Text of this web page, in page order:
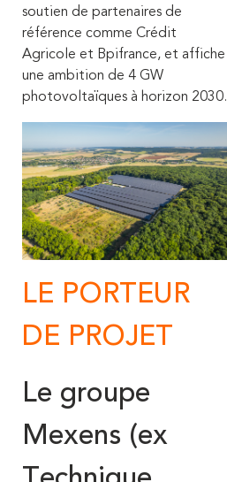
soutien de partenaires de
référence comme Crédit
Agricole et Bpifrance, et affiche
une ambition de 4 GW
photovoltaïques à horizon 2030.
LE PORTEUR
DE PROJET
Le groupe
Mexens (ex